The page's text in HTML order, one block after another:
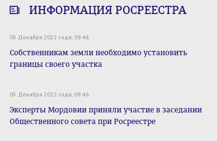
ИНФОРМАЦИЯ РОСРЕЕСТРА
05 Декабря 2022 года, 09:46
Собственникам земли необходимо установить
границы своего участка
05 Декабря 2022 года, 09:46
Эксперты Мордовии приняли участие в заседании
Общественного совета при Росреестре